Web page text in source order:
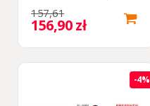
157,61
156,90 zł
-4%